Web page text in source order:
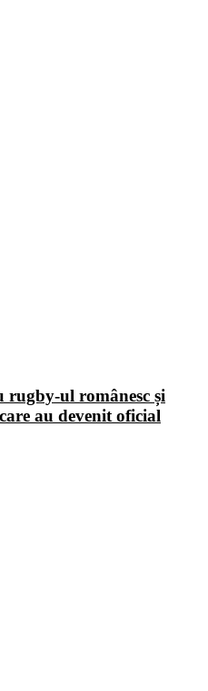
rugby-ul românesc și
au devenit oficial